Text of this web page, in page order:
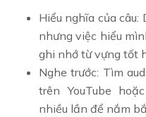
Hiểu nghĩa của câu:
nhưng việc hiểu
ghi nhớ từ vựng tốt
Nghe trước: Tìm
trên YouTube
nhiều lần để nắm